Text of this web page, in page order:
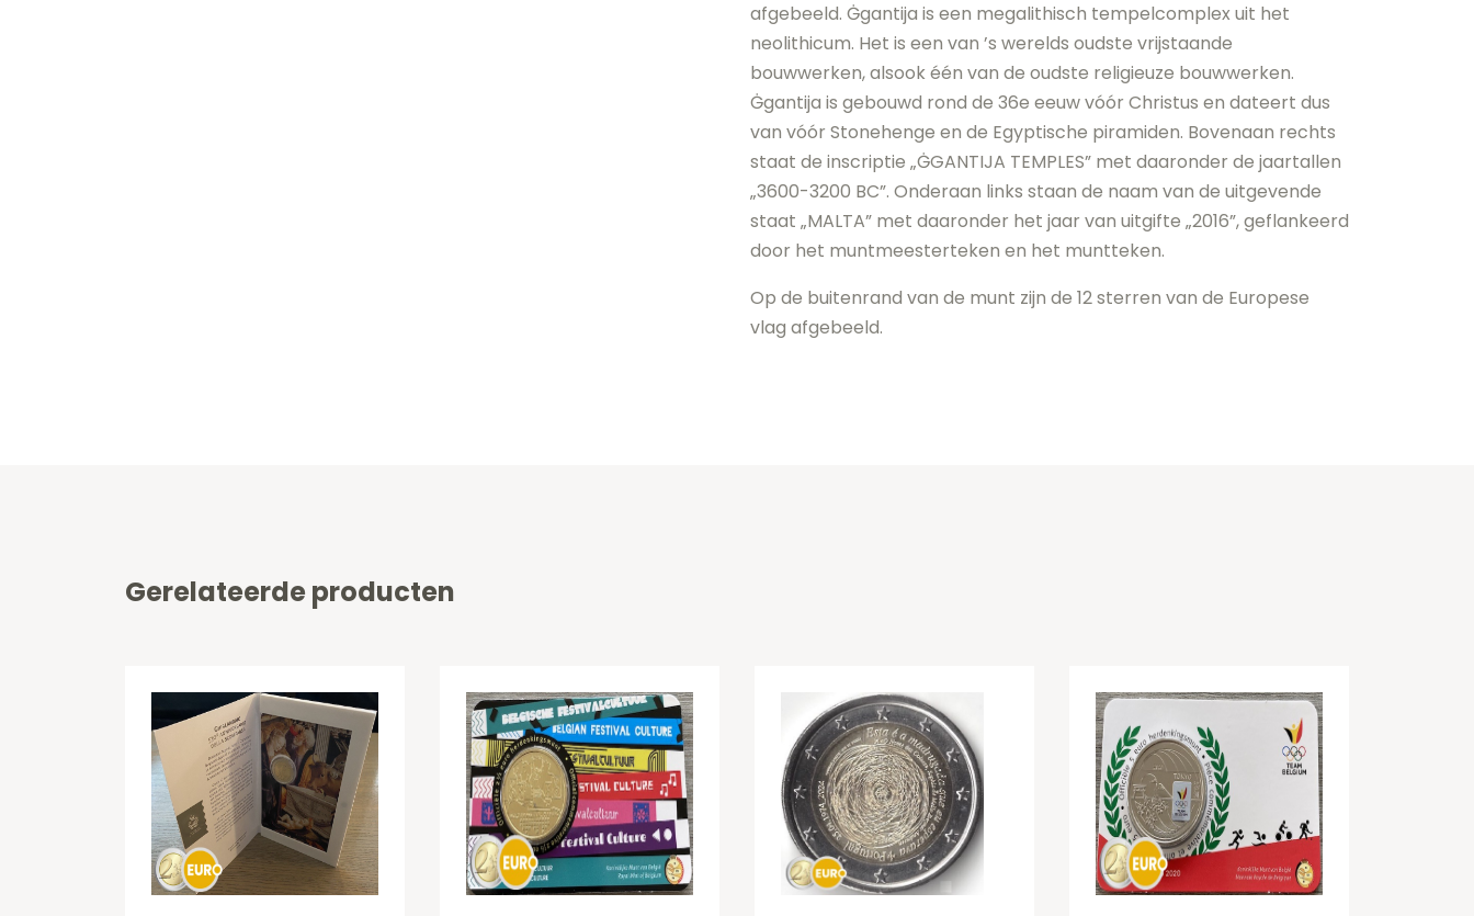
afgebeeld. Ġgantija is een megalithisch tempelcomplex uit het
neolithicum. Het is een van ’s werelds oudste vrijstaande
bouwwerken, alsook één van de oudste religieuze bouwwerken.
Ġgantija is gebouwd rond de 36e eeuw vóór Christus en dateert dus
van vóór Stonehenge en de Egyptische piramiden. Bovenaan rechts
staat de inscriptie „ĠGANTIJA TEMPLES” met daaronder de jaartallen
„3600-3200 BC”. Onderaan links staan de naam van de uitgevende
staat „MALTA” met daaronder het jaar van uitgifte „2016”, geflankeerd
door het muntmeesterteken en het muntteken.
Op de buitenrand van de munt zijn de 12 sterren van de Europese
vlag afgebeeld.
Gerelateerde producten